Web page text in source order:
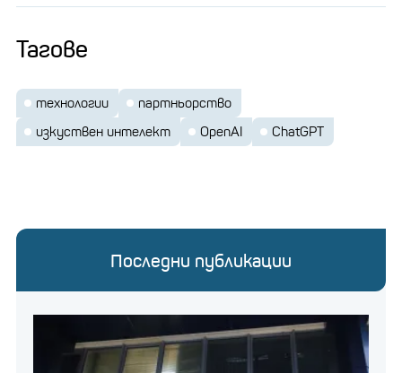
Тагове
технологии
партньорство
изкуствен интелект
OpenAI ChatGPT
Последни публикации